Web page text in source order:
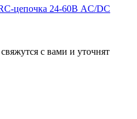
цепочка 24-60В AC/DC
с вами и уточнят